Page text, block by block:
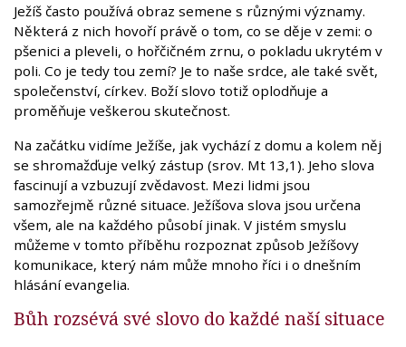
Ježíš často používá obraz semene s různými významy.
Některá z nich hovoří právě o tom, co se děje v zemi: o
pšenici a pleveli, o hořčičném zrnu, o pokladu ukrytém v
poli. Co je tedy tou zemí? Je to naše srdce, ale také svět,
společenství, církev. Boží slovo totiž oplodňuje a
proměňuje veškerou skutečnost.
Na začátku vidíme Ježíše, jak vychází z domu a kolem něj
se shromažďuje velký zástup (srov. Mt 13,1). Jeho slova
fascinují a vzbuzují zvědavost. Mezi lidmi jsou
samozřejmě různé situace. Ježíšova slova jsou určena
všem, ale na každého působí jinak. V jistém smyslu
můžeme v tomto příběhu rozpoznat způsob Ježíšovy
komunikace, který nám může mnoho říci i o dnešním
hlásání evangelia.
Bůh rozsévá své slovo do každé naší situace